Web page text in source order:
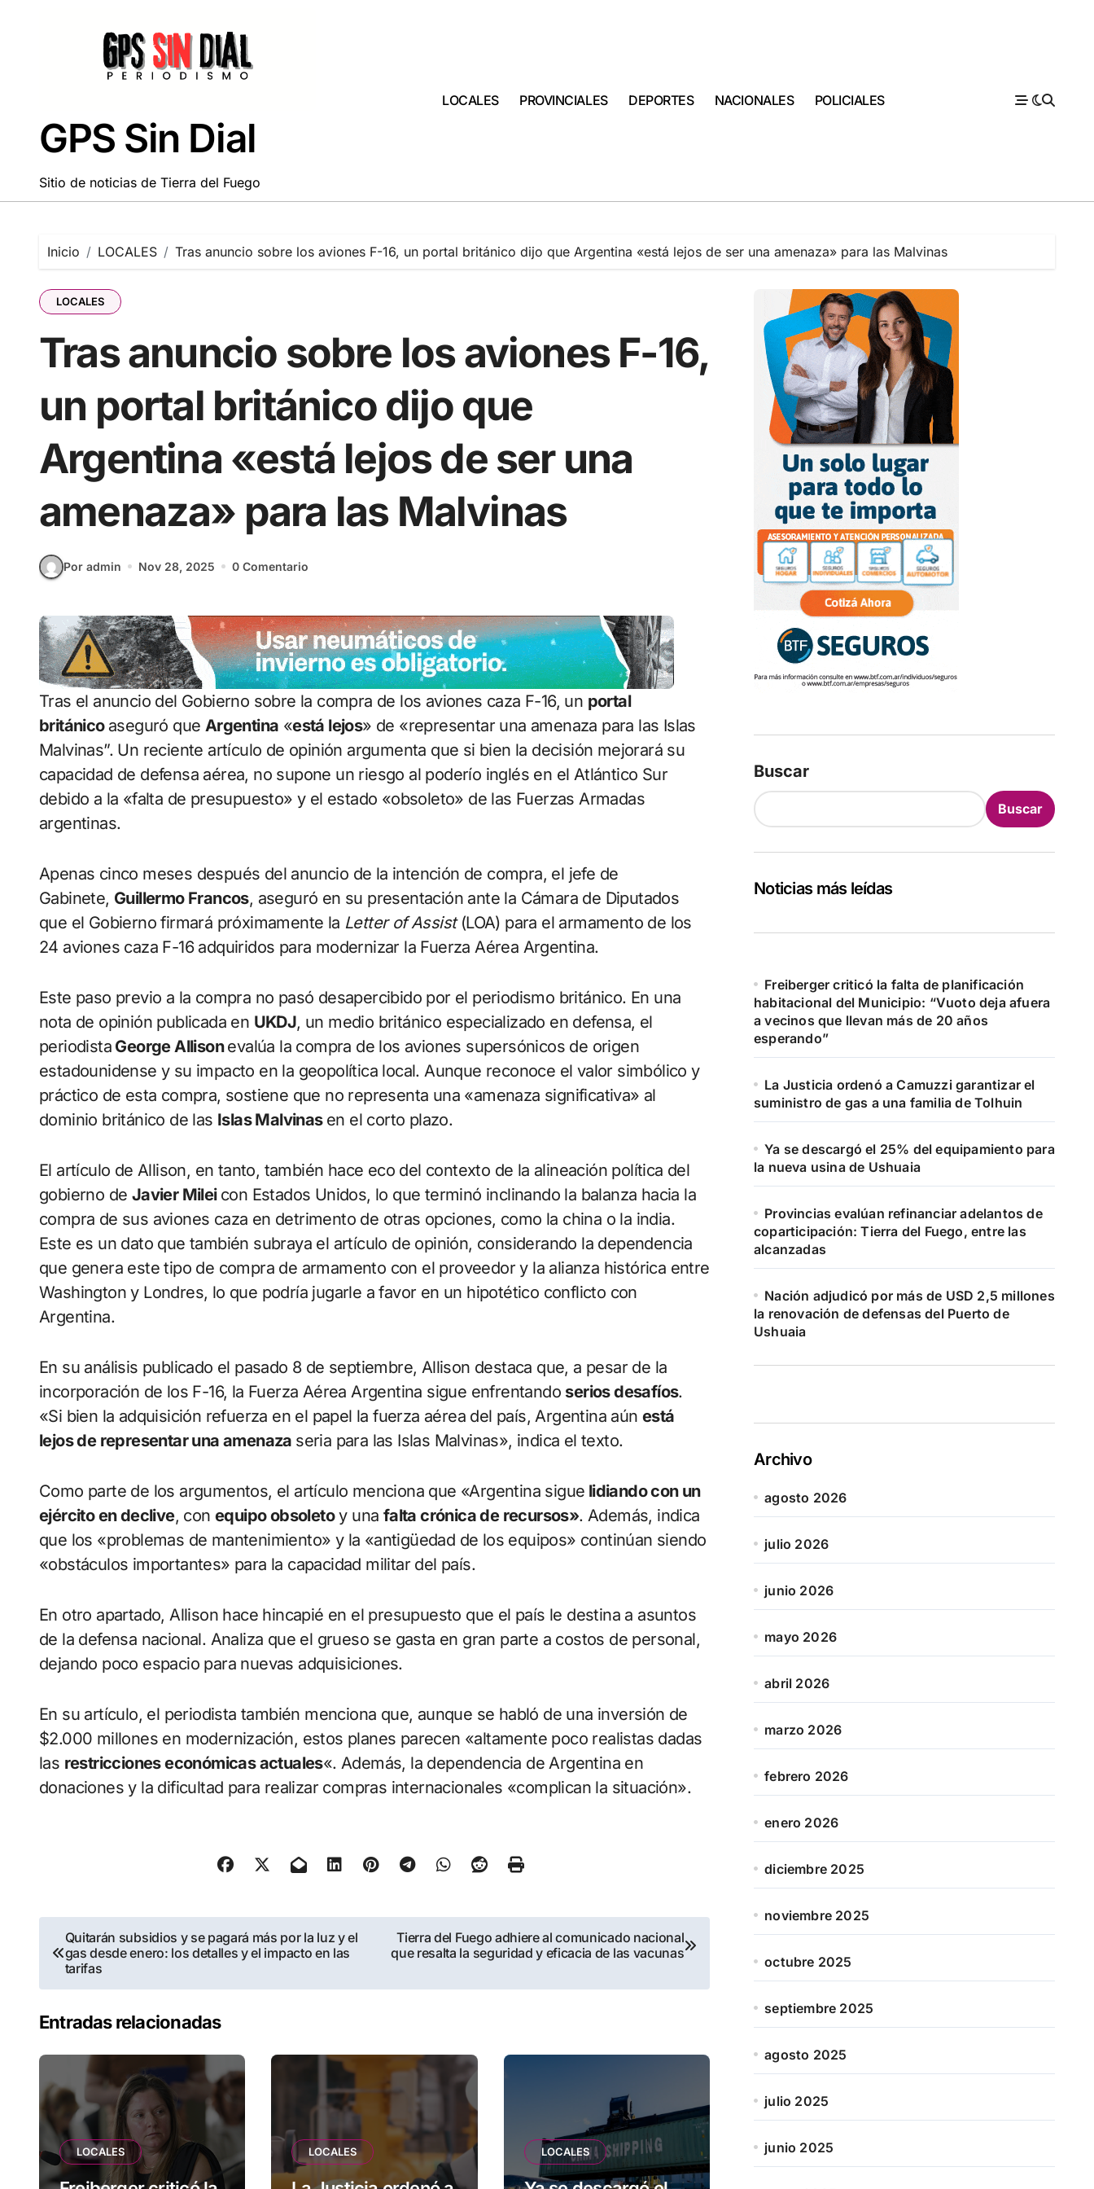
GPS Sin Dial
Sitio de noticias de Tierra del Fuego
LOCALES PROVINCIALES DEPORTES NACIONALES POLICIALES
Inicio LOCALES Tras anuncio sobre los aviones F-16, un portal británico dijo que Argentina «está lejos de ser una amenaza» para las Malvinas
LOCALES
Tras anuncio sobre los aviones F-16,
un portal británico dijo que
Argentina «está lejos de ser una
amenaza» para las Malvinas
Por admin Nov 28, 2025 0 Comentario
Tras el anuncio del Gobierno sobre la compra de los aviones caza F-16, un portal
británico aseguró que Argentina «está lejos» de «representar una amenaza para las Islas
Malvinas”. Un reciente artículo de opinión argumenta que si bien la decisión mejorará su
capacidad de defensa aérea, no supone un riesgo al poderío inglés en el Atlántico Sur
debido a la «falta de presupuesto» y el estado «obsoleto» de las Fuerzas Armadas
argentinas.
Apenas cinco meses después del anuncio de la intención de compra, el jefe de
Gabinete, Guillermo Francos, aseguró en su presentación ante la Cámara de Diputados
que el Gobierno firmará próximamente la Letter of Assist (LOA) para el armamento de los
24 aviones caza F-16 adquiridos para modernizar la Fuerza Aérea Argentina.
Este paso previo a la compra no pasó desapercibido por el periodismo británico. En una
nota de opinión publicada en UKDJ, un medio británico especializado en defensa, el
periodista George Allisonevalúa la compra de los aviones supersónicos de origen
estadounidense y su impacto en la geopolítica local. Aunque reconoce el valor simbólico y
práctico de esta compra, sostiene que no representa una «amenaza significativa» al
dominio británico de las Islas Malvinas en el corto plazo.
El artículo de Allison, en tanto, también hace eco del contexto de la alineación política del
gobierno de Javier Milei con Estados Unidos, lo que terminó inclinando la balanza hacia la
compra de sus aviones caza en detrimento de otras opciones, como la china o la india.
Este es un dato que también subraya el artículo de opinión, considerando la dependencia
que genera este tipo de compra de armamento con el proveedor y la alianza histórica entre
Washington y Londres, lo que podría jugarle a favor en un hipotético conflicto con
Argentina.
En su análisis publicado el pasado 8 de septiembre, Allison destaca que, a pesar de la
incorporación de los F-16, la Fuerza Aérea Argentina sigue enfrentando serios desafíos.
«Si bien la adquisición refuerza en el papel la fuerza aérea del país, Argentina aúnestá
lejos de representar una amenaza seria para las Islas Malvinas», indica el texto.
Como parte de los argumentos, el artículo menciona que «Argentina sigue lidiando con un
ejército en declive, conequipo obsoletoy una falta crónica de recursos». Además, indica
que los «problemas de mantenimiento» y la «antigüedad de los equipos» continúan siendo
«obstáculos importantes» para la capacidad militar del país.
En otro apartado, Allison hace hincapié en el presupuesto que el país le destina a asuntos
de la defensa nacional. Analiza que el grueso se gasta en gran parte a costos de personal,
dejando poco espacio para nuevas adquisiciones.
En su artículo, el periodista también menciona que, aunque se habló de una inversión de
$2.000 millones en modernización, estos planes parecen «altamente poco realistas dadas
las restricciones económicas actuales«. Además, la dependencia de Argentina en
donaciones y la dificultad para realizar compras internacionales «complican la situación».
Navegación
de
Quitarán subsidios y se pagará más por la luz y el
gas desde enero: los detalles y el impacto en las
tarifas
Tierra del Fuego adhiere al comunicado nacional
que resalta la seguridad y eficacia de las vacunas
Entradas relacionadas
LOCALES LOCALES LOCALES
Buscar
Buscar
Noticias más leídas
Freiberger criticó la falta de planificación
habitacional del Municipio: “Vuoto deja afuera
a vecinos que llevan más de 20 años
esperando”
La Justicia ordenó a Camuzzi garantizar el
suministro de gas a una familia de Tolhuin
Ya se descargó el 25% del equipamiento para
la nueva usina de Ushuaia
Provincias evalúan refinanciar adelantos de
coparticipación: Tierra del Fuego, entre las
alcanzadas
Nación adjudicó por más de USD 2,5 millones
la renovación de defensas del Puerto de
Ushuaia
Archivo
agosto 2026
julio 2026
junio 2026
mayo 2026
abril 2026
marzo 2026
febrero 2026
enero 2026
diciembre 2025
noviembre 2025
octubre 2025
septiembre 2025
agosto 2025
julio 2025
junio 2025